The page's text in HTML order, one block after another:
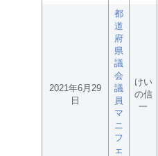
2021年6月29
日
都
道
府
県
議
会
議
員
マ
ニ
フ
ェ
けい
の信
一